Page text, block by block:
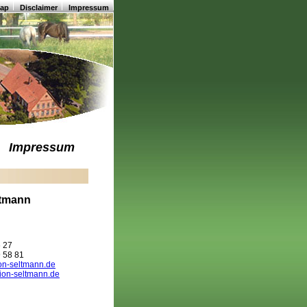
Disclaimer Impressum
Impressum
27
58 81
seltmann.de
seltmann.de